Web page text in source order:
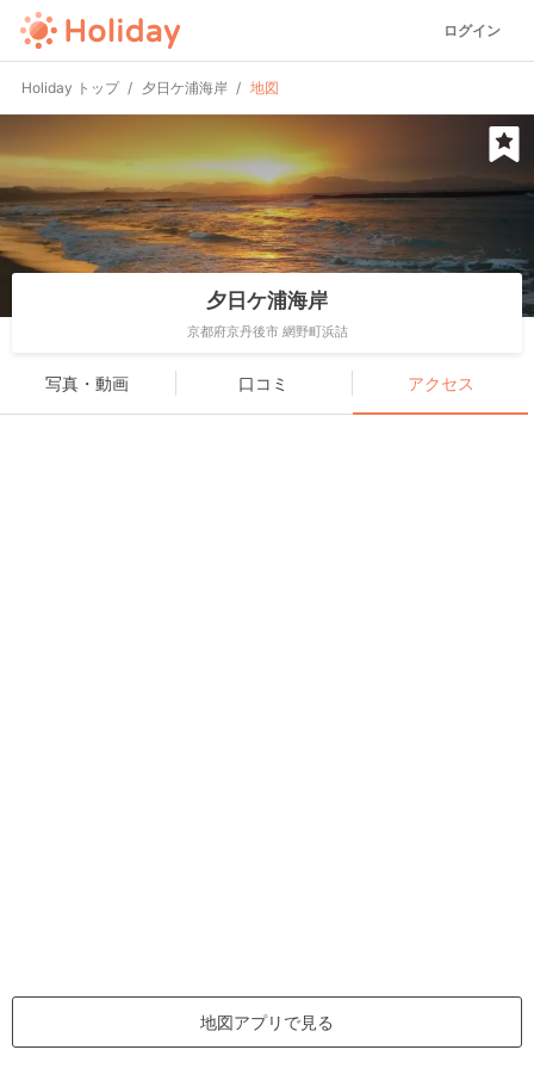
ログイン
Holiday トップ 夕日ケ浦海岸 地図
夕日ケ浦海岸
京都府京丹後市 網野町浜詰
写真・動画 口コミ アクセス
地図アプリで見る